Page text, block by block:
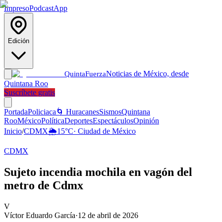
ImpresoPodcastApp
Edición
QuintaFuerzaNoticias de México, desde
Quintana Roo
Suscríbete gratis
PortadaPoliciaca 🌀 HuracanesSismosQuintana
RooMéxicoPolíticaDeportesEspectáculosOpinión
Inicio/CDMX🌦️15°C· Ciudad de México
CDMX
Sujeto incendia mochila en vagón del
metro de Cdmx
V
Víctor Eduardo García·12 de abril de 2026